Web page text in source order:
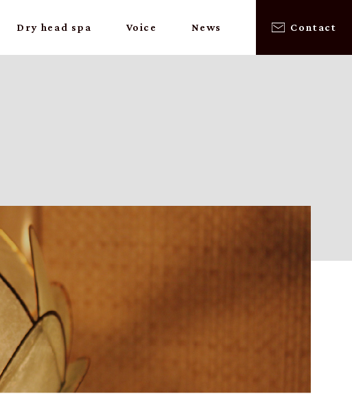
Dry head spa Voice News Contact